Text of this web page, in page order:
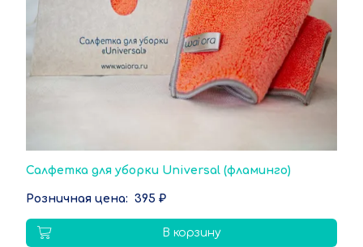
Салфетка для уборки Universal (фламинго)
395 ₽
В корзину